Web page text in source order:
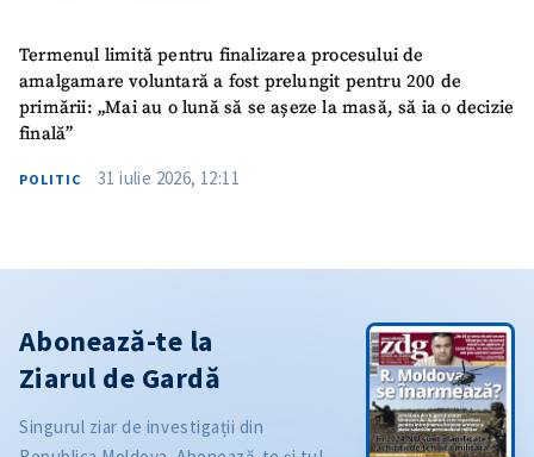
Termenul limită pentru finalizarea procesului de
amalgamare voluntară a fost prelungit pentru 200 de
primării: „Mai au o lună să se așeze la masă, să ia o decizie
finală”
POLITIC 31 iulie 2026, 12:11
Abonează-te la
Ziarul de Gardă
Singurul ziar de investigații din